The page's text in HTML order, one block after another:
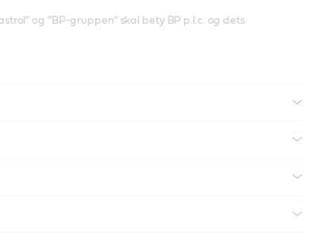
og "BP-gruppen" skal bety BP p.l.c. og dets